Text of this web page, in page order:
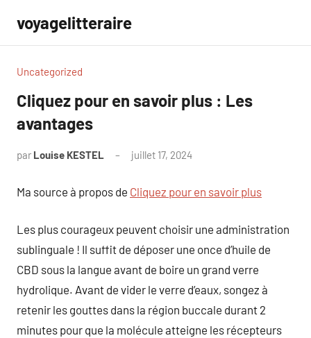
contenu
voyagelitteraire
Uncategorized
Cliquez pour en savoir plus : Les
avantages
par Louise KESTEL juillet 17, 2024
Ma source à propos de Cliquez pour en savoir plus
Les plus courageux peuvent choisir une administration
sublinguale ! Il suffit de déposer une once d’huile de
CBD sous la langue avant de boire un grand verre
hydrolique. Avant de vider le verre d’eaux, songez à
retenir les gouttes dans la région buccale durant 2
minutes pour que la molécule atteigne les récepteurs